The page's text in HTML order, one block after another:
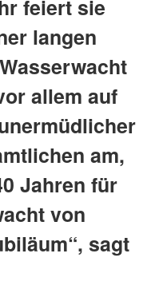
feiert sie
langen
allem auf
am,
Jahren für
von
sagt